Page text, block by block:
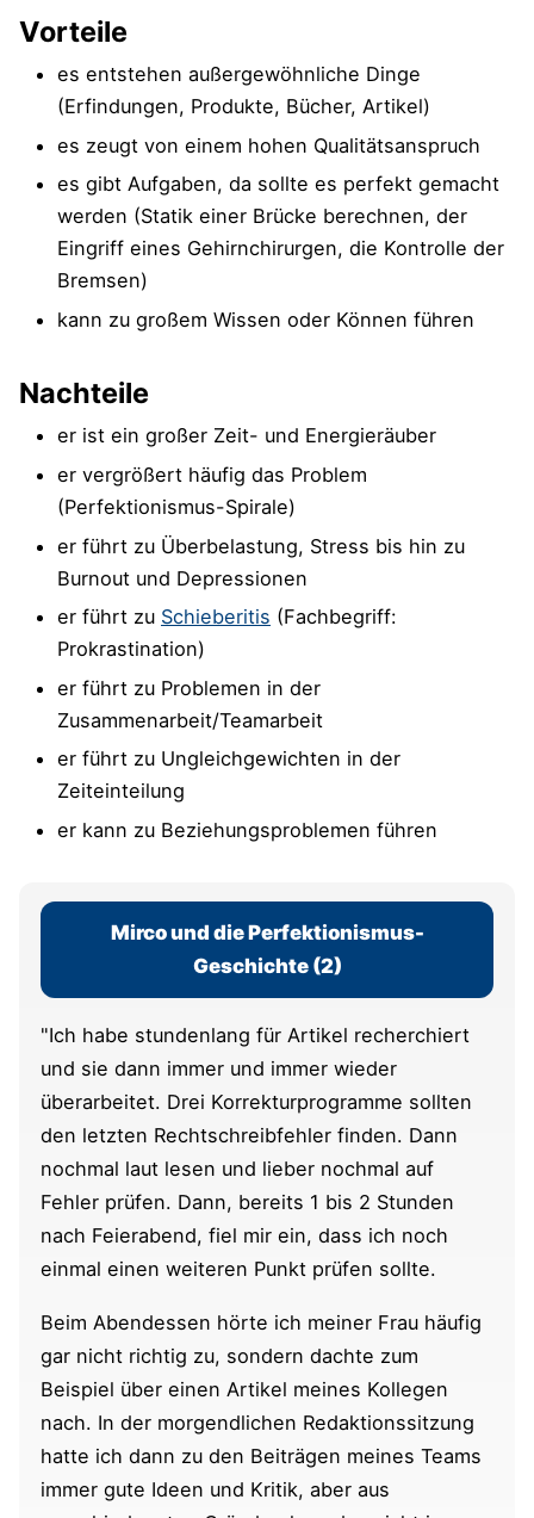
Vorteile
es entstehen außergewöhnliche Dinge
(Erfindungen, Produkte, Bücher, Artikel)
es zeugt von einem hohen Qualitätsanspruch
es gibt Aufgaben, da sollte es perfekt gemacht
werden (Statik einer Brücke berechnen, der
Eingriff eines Gehirnchirurgen, die Kontrolle der
Bremsen)
kann zu großem Wissen oder Können führen
Nachteile
er ist ein großer Zeit- und Energieräuber
er vergrößert häufig das Problem
(Perfektionismus-Spirale)
er führt zu Überbelastung, Stress bis hin zu
Burnout und Depressionen
er führt zu Schieberitis (Fachbegriff:
Prokrastination)
er führt zu Problemen in der
Zusammenarbeit/Teamarbeit
er führt zu Ungleichgewichten in der
Zeiteinteilung
er kann zu Beziehungsproblemen führen
Mirco und die Perfektionismus-
Geschichte (2)
"Ich habe stundenlang für Artikel recherchiert
und sie dann immer und immer wieder
überarbeitet. Drei Korrekturprogramme sollten
den letzten Rechtschreibfehler finden. Dann
nochmal laut lesen und lieber nochmal auf
Fehler prüfen. Dann, bereits 1 bis 2 Stunden
nach Feierabend, fiel mir ein, dass ich noch
einmal einen weiteren Punkt prüfen sollte.
Beim Abendessen hörte ich meiner Frau häufig
gar nicht richtig zu, sondern dachte zum
Beispiel über einen Artikel meines Kollegen
nach. In der morgendlichen Redaktionssitzung
hatte ich dann zu den Beiträgen meines Teams
immer gute Ideen und Kritik, aber aus